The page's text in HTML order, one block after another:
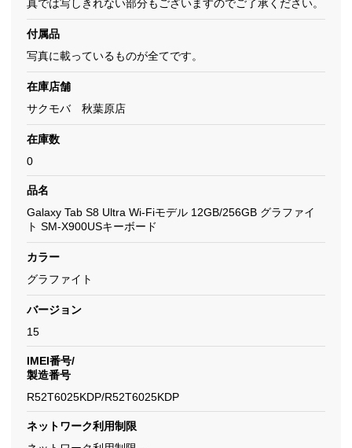
真では写しきれない部分もございますのでご了承ください。
付属品
写真に載っているものが全てです。
在庫店舗
サクモバ 秋葉原店
在庫数
0
品名
Galaxy Tab S8 Ultra Wi-Fiモデル 12GB/256GB グラファイ
ト SM-X900USキーボード
カラー
グラファイト
バージョン
15
IMEI番号/
製造番号
R52T6025KDP/R52T6025KDP
ネットワーク利用制限